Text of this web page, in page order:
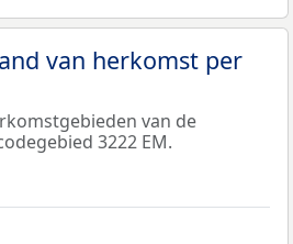
van herkomst per
van de
3222 EM.